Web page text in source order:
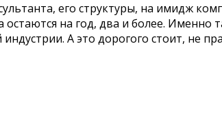
его структуры, на имидж
остаются на год, два и более.
А это дорогого стоит, не